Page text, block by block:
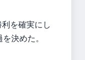
を確実にし
決めた。